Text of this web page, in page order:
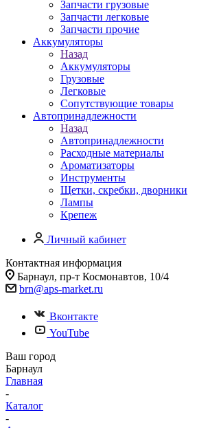
Запчасти грузовые
Запчасти легковые
Запчасти прочие
Аккумуляторы
Назад
Аккумуляторы
Грузовые
Легковые
Сопутствующие товары
Автопринадлежности
Назад
Автопринадлежности
Расходные материалы
Ароматизаторы
Инструменты
Щетки, скребки, дворники
Лампы
Крепеж
Личный кабинет
Контактная информация
Барнаул, пр-т Космонавтов, 10/4
brn@aps-market.ru
Вконтакте
YouTube
Ваш город
Барнаул
Главная
-
Каталог
-